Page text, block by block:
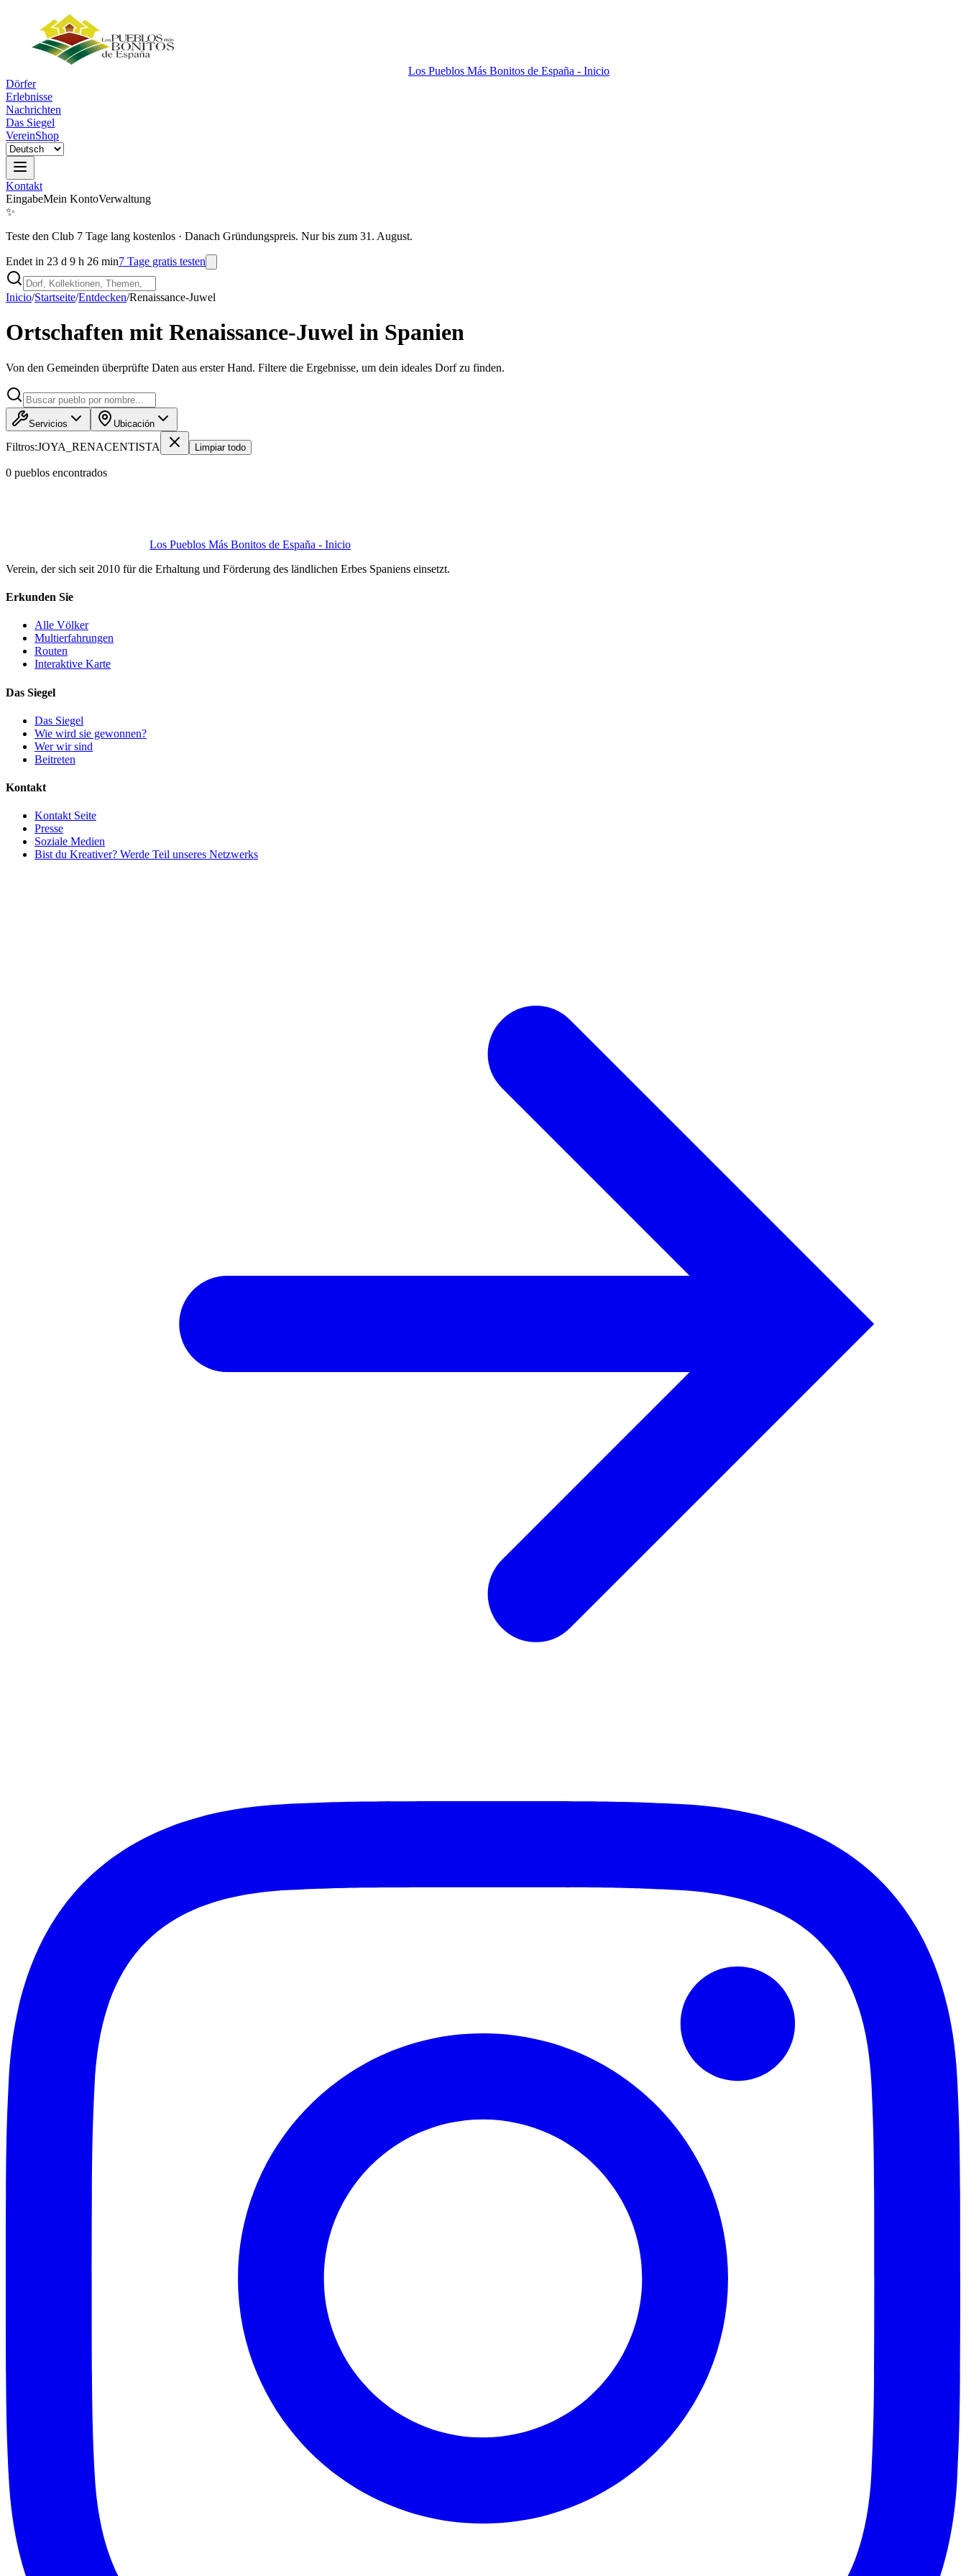
Los Pueblos Más Bonitos de España - Inicio
Dörfer
Erlebnisse
Nachrichten
Das Siegel
VereinShop
Kontakt
EingabeMein KontoVerwaltung
✨
Teste den Club 7 Tage lang kostenlos · Danach Gründungspreis. Nur bis zum 31. August.
Endet in 23 d 9 h 26 min7 Tage gratis testen
Inicio/Startseite/Entdecken/Renaissance-Juwel
Ortschaften mit Renaissance-Juwel in Spanien
Von den Gemeinden überprüfte Daten aus erster Hand. Filtere die Ergebnisse, um dein ideales Dorf zu finden.
Servicios Ubicación
Filtros:JOYA_RENACENTISTA Limpiar todo
0 pueblos encontrados
Los Pueblos Más Bonitos de España - Inicio
Verein, der sich seit 2010 für die Erhaltung und Förderung des ländlichen Erbes Spaniens einsetzt.
Erkunden Sie
Alle Völker
Multierfahrungen
Routen
Interaktive Karte
Das Siegel
Das Siegel
Wie wird sie gewonnen?
Wer wir sind
Beitreten
Kontakt
Kontakt Seite
Presse
Soziale Medien
Bist du Kreativer? Werde Teil unseres Netzwerks